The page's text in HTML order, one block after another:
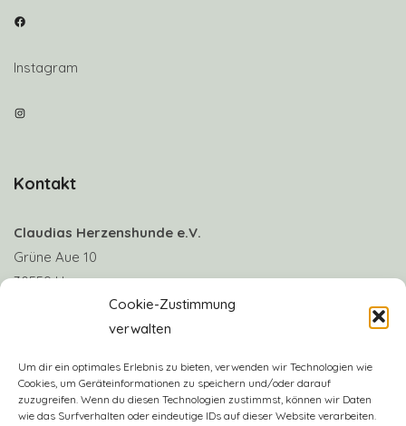
Cookie-Zustimmung
verwalten
Um dir ein optimales Erlebnis zu bieten, verwenden wir Technologien wie
Cookies, um Geräteinformationen zu speichern und/oder darauf
zuzugreifen. Wenn du diesen Technologien zustimmst, können wir Daten
wie das Surfverhalten oder eindeutige IDs auf dieser Website verarbeiten.
Facebook
Instagram
Instagram
Kontakt
Claudias Herzenshunde e.V.
Grüne Aue 10
30559 Hannover
Telefon: +49 170 8063922
Vereinskonto: Deutsche Skatbank